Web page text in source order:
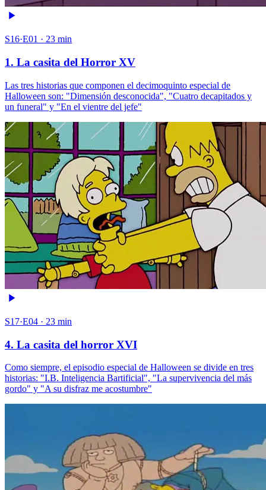
S16·E01 · 23 min
1. La casita del Horror XV
Las tres historias que componen el decimoquinto especial de
Halloween son: "Dimensión desconocida", "Cuatro decapitados y
un funeral" y "En el vientre del jefe"
S17·E04 · 23 min
4. La casita del horror XVI
Como siempre, el episodio especial de Halloween se divide en tres
historias: "I.B. Inteligencia Bartificial", "La supervivencia del más
gordo" y "A su disfraz me acostumbre"